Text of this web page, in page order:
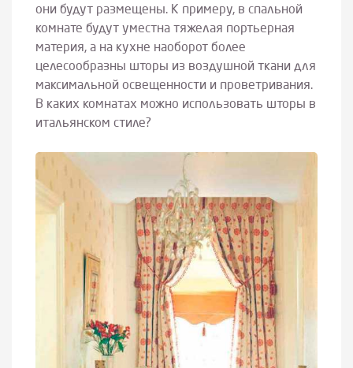
они будут размещены. К примеру, в спальной
комнате будут уместна тяжелая портьерная
материя, а на кухне наоборот более
целесообразны шторы из воздушной ткани для
максимальной освещенности и проветривания.
В каких комнатах можно использовать шторы в
итальянском стиле?